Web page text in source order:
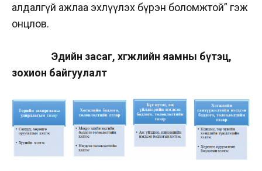
алдалгүй ажлаа эхлүүлэх бүрэн боломжтой” гэж
онцлов.
Эдийн засаг, хөгжлийн яамны бүтэц,
зохион байгуулалт